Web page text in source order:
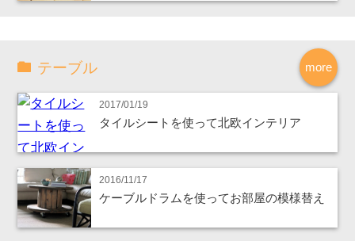
more
テーブル
2017/01/19
タイルシートを使って北欧インテリア
2016/11/17
ケーブルドラムを使ってお部屋の模様替え